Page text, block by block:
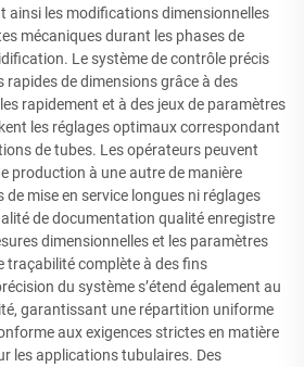
ainsi les modifications dimensionnelles
mécaniques durant les phases de
Le système de contrôle précis
rapides de dimensions grâce à des
rapidement et à des jeux de paramètres
les réglages optimaux correspondant
de tubes. Les opérateurs peuvent
production à une autre de manière
mise en service longues ni réglages
de documentation qualité enregistre
dimensionnelles et les paramètres
traçabilité complète à des fins
du système s’étend également au
garantissant une répartition uniforme
aux exigences strictes en matière
les applications tubulaires. Des